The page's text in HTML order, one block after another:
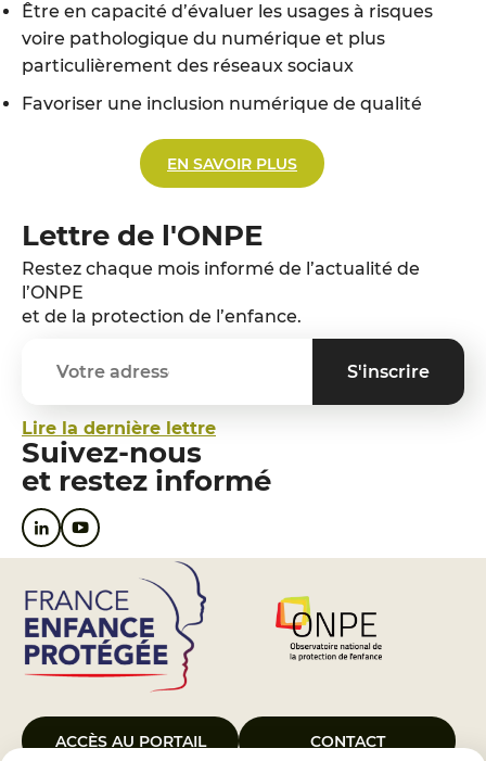
Être en capacité d’évaluer les usages à risques
voire pathologique du numérique et plus
particulièrement des réseaux sociaux
Favoriser une inclusion numérique de qualité
EN SAVOIR PLUS
Lettre de l'ONPE
Restez chaque mois informé de l’actualité de
l’ONPE
et de la protection de l’enfance.
Lire la dernière lettre
Suivez-nous
et restez informé
ACCÈS AU PORTAIL CONTACT